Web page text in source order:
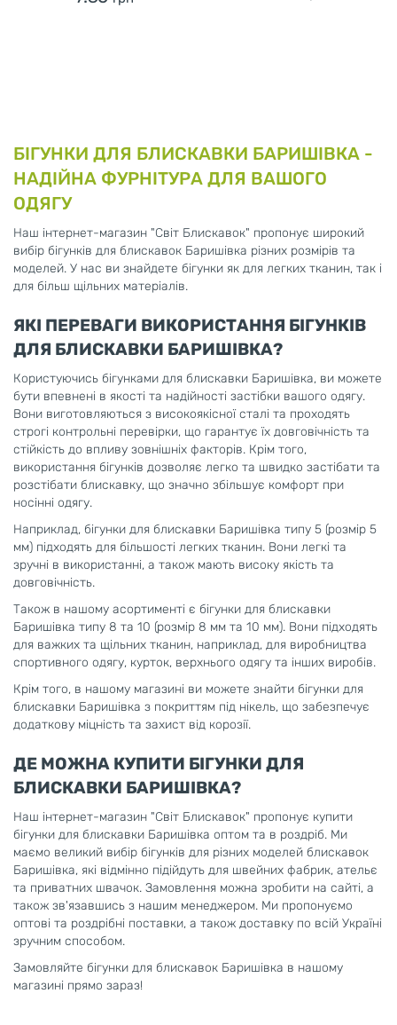
БІГУНКИ ДЛЯ БЛИСКАВКИ БАРИШІВКА -
НАДІЙНА ФУРНІТУРА ДЛЯ ВАШОГО
ОДЯГУ
Наш інтернет-магазин "Світ Блискавок" пропонує широкий
вибір бігунків для блискавок Баришівка різних розмірів та
моделей. У нас ви знайдете бігунки як для легких тканин, так і
для більш щільних матеріалів.
ЯКІ ПЕРЕВАГИ ВИКОРИСТАННЯ БІГУНКІВ
ДЛЯ БЛИСКАВКИ БАРИШІВКА?
Користуючись бігунками для блискавки Баришівка, ви можете
бути впевнені в якості та надійності застібки вашого одягу.
Вони виготовляються з високоякісної сталі та проходять
строгі контрольні перевірки, що гарантує їх довговічність та
стійкість до впливу зовнішніх факторів. Крім того,
використання бігунків дозволяє легко та швидко застібати та
розстібати блискавку, що значно збільшує комфорт при
носінні одягу.
Наприклад, бігунки для блискавки Баришівка типу 5 (розмір 5
мм) підходять для більшості легких тканин. Вони легкі та
зручні в використанні, а також мають високу якість та
довговічність.
Також в нашому асортименті є бігунки для блискавки
Баришівка типу 8 та 10 (розмір 8 мм та 10 мм). Вони підходять
для важких та щільних тканин, наприклад, для виробництва
спортивного одягу, курток, верхнього одягу та інших виробів.
Крім того, в нашому магазині ви можете знайти бігунки для
блискавки Баришівка з покриттям під нікель, що забезпечує
додаткову міцність та захист від корозії.
ДЕ МОЖНА КУПИТИ БІГУНКИ ДЛЯ
БЛИСКАВКИ БАРИШІВКА?
Наш інтернет-магазин "Світ Блискавок" пропонує купити
бігунки для блискавки Баришівка оптом та в роздріб. Ми
маємо великий вибір бігунків для різних моделей блискавок
Баришівка, які відмінно підійдуть для швейних фабрик, ательє
та приватних швачок. Замовлення можна зробити на сайті, а
також зв'язавшись з нашим менеджером. Ми пропонуємо
оптові та роздрібні поставки, а також доставку по всій Україні
зручним способом.
Замовляйте бігунки для блискавок Баришівка в нашому
магазині прямо зараз!